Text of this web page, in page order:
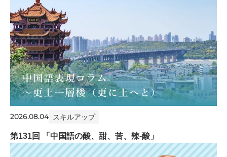
2026.08.04 スキルアップ
第131回 「中国語の酸、甜、苦、辣-酸」